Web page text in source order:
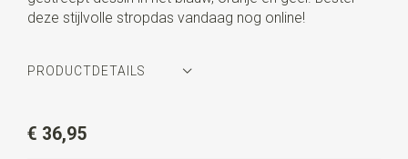
deze stijlvolle stropdas vandaag nog online!
PRODUCTDETAILS
blauw / oranje / geel
€ 36,95